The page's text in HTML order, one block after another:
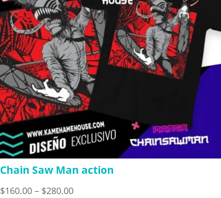
Chain Saw Man action
$160.00 – $280.00Price